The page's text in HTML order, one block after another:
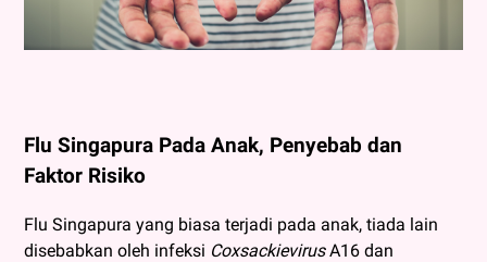
Flu Singapura Pada Anak, Penyebab dan
Faktor Risiko
Flu Singapura yang biasa terjadi pada anak, tiada lain
disebabkan oleh infeksi CoxsackievirusA16 dan